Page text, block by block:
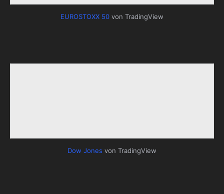
EUROSTOXX 50 von TradingView
Dow Jones von TradingView